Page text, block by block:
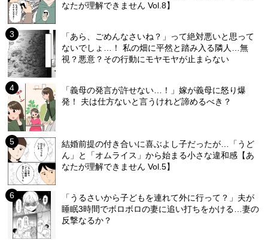
なたが理解できません Vol.8】
「あら、ごめんなさいね？」って絶対悪いと思って
ないでしょ…！ 私の畑に平然と踏み入る隣人…無
視？悪意？その行動にモヤモヤが止まらない
「義母の発言が許せない…！」嫁が義母に怒り爆
発！ 夫は仕方ないと言うけれど諦めるべき？
結婚前提の付き合いに喜ぶよし子だったが…「うど
ん」と「オムライス」から始まる小さな違和感【あ
なたが理解できません Vol.5】
「うるさいから子どもを連れて外に行って？」夫が
睡眠3時間でボロボロの妻に追い打ちをかける…妻の
反撃なるか？